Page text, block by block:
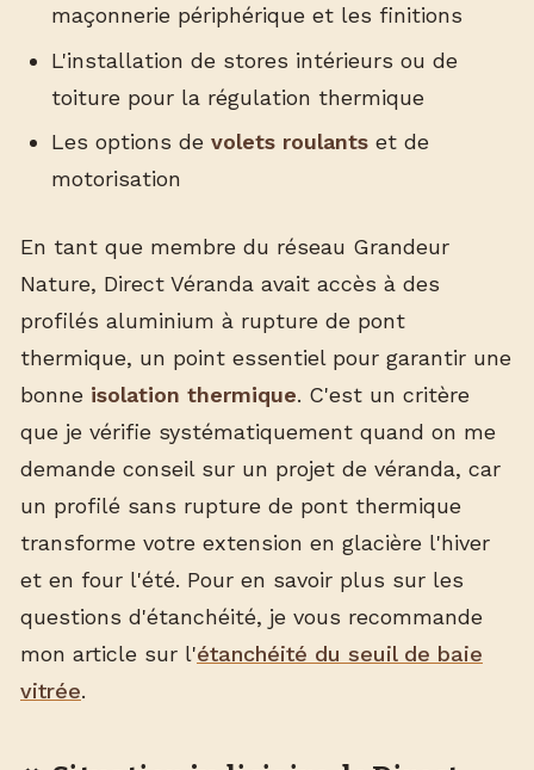
maçonnerie périphérique et les finitions
L'installation de stores intérieurs ou de
toiture pour la régulation thermique
Les options de volets roulantset de
motorisation
En tant que membre du réseau Grandeur
Nature, Direct Véranda avait accès à des
profilés aluminium à rupture de pont
thermique, un point essentiel pour garantir une
bonne isolation thermique. C'est un critère
que je vérifie systématiquement quand on me
demande conseil sur un projet de véranda, car
un profilé sans rupture de pont thermique
transforme votre extension en glacière l'hiver
et en four l'été. Pour en savoir plus sur les
questions d'étanchéité, je vous recommande
mon article sur l'étanchéité du seuil de baie
vitrée.